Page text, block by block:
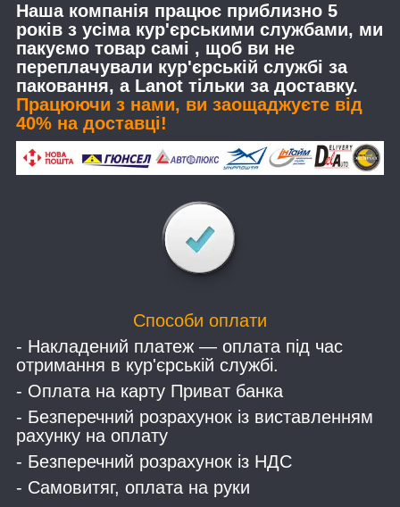
Наша компанія працює приблизно 5
років з усіма кур'єрськими службами, ми
пакуємо товар самі , щоб ви не
переплачували кур'єрській службі за
паковання, а Lanot тільки за доставку.
Працюючи з нами, ви заощаджуєте від
40% на доставці!
Способи оплати
- Накладений платеж — оплата під час
отримання в кур'єрській службі.
- Оплата на карту Приват банка
- Безперечний розрахунок із виставленням
рахунку на оплату
- Безперечний розрахунок із НДС
- Самовитяг, оплата на руки